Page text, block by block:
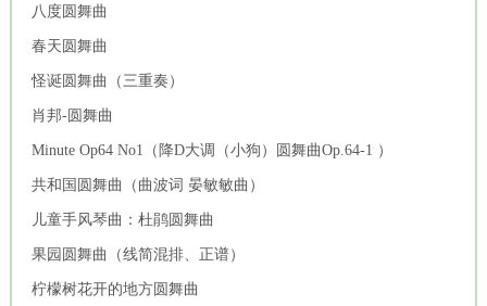
八度圆舞曲
春天圆舞曲
怪诞圆舞曲（三重奏）
肖邦-圆舞曲
Minute Op64 No1（降D大调（小狗）圆舞曲Op.64-1 ）
共和国圆舞曲（曲波词 晏敏敏曲）
儿童手风琴曲：杜鹃圆舞曲
果园圆舞曲（线简混排、正谱）
柠檬树花开的地方圆舞曲